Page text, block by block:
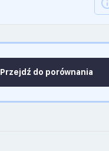
Przejdź do porównania